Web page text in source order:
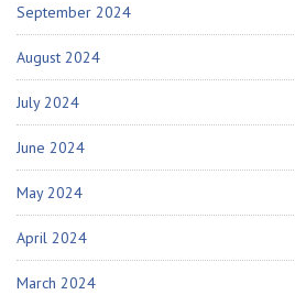
September 2024
August 2024
July 2024
June 2024
May 2024
April 2024
March 2024